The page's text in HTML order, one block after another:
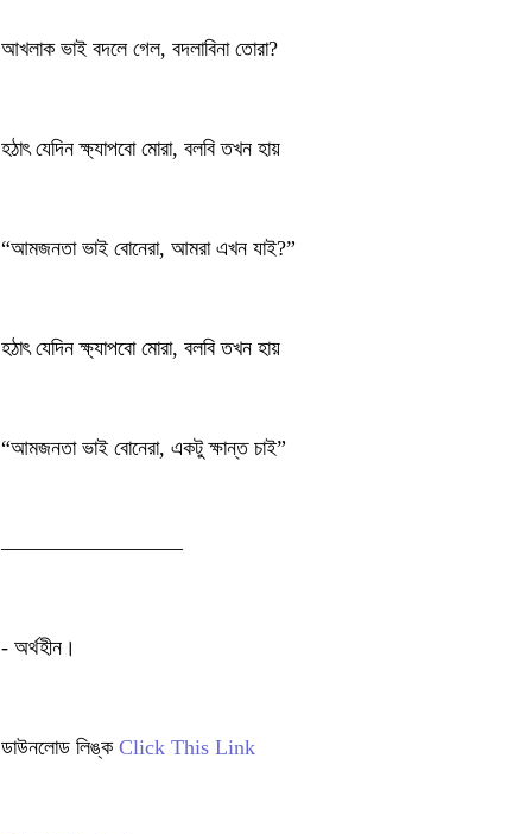
আখলাক ভাই বদলে গেল, বদলাবিনা তোরা?
হঠাৎ যেদিন ক্ষ্যাপবো মোরা, বলবি তখন হায়
“আমজনতা ভাই বোনেরা, আমরা এখন যাই?”
হঠাৎ যেদিন ক্ষ্যাপবো মোরা, বলবি তখন হায়
“আমজনতা ভাই বোনেরা, একটু ক্ষান্ত চাই”
————————–
- অর্থহীন।
ডাউনলোড লিঙ্ক Click This Link